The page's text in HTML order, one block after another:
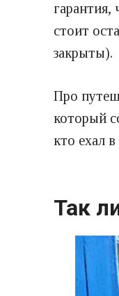
гарантия,
стоит
закрыты).
Про
который
кто ехал
Так